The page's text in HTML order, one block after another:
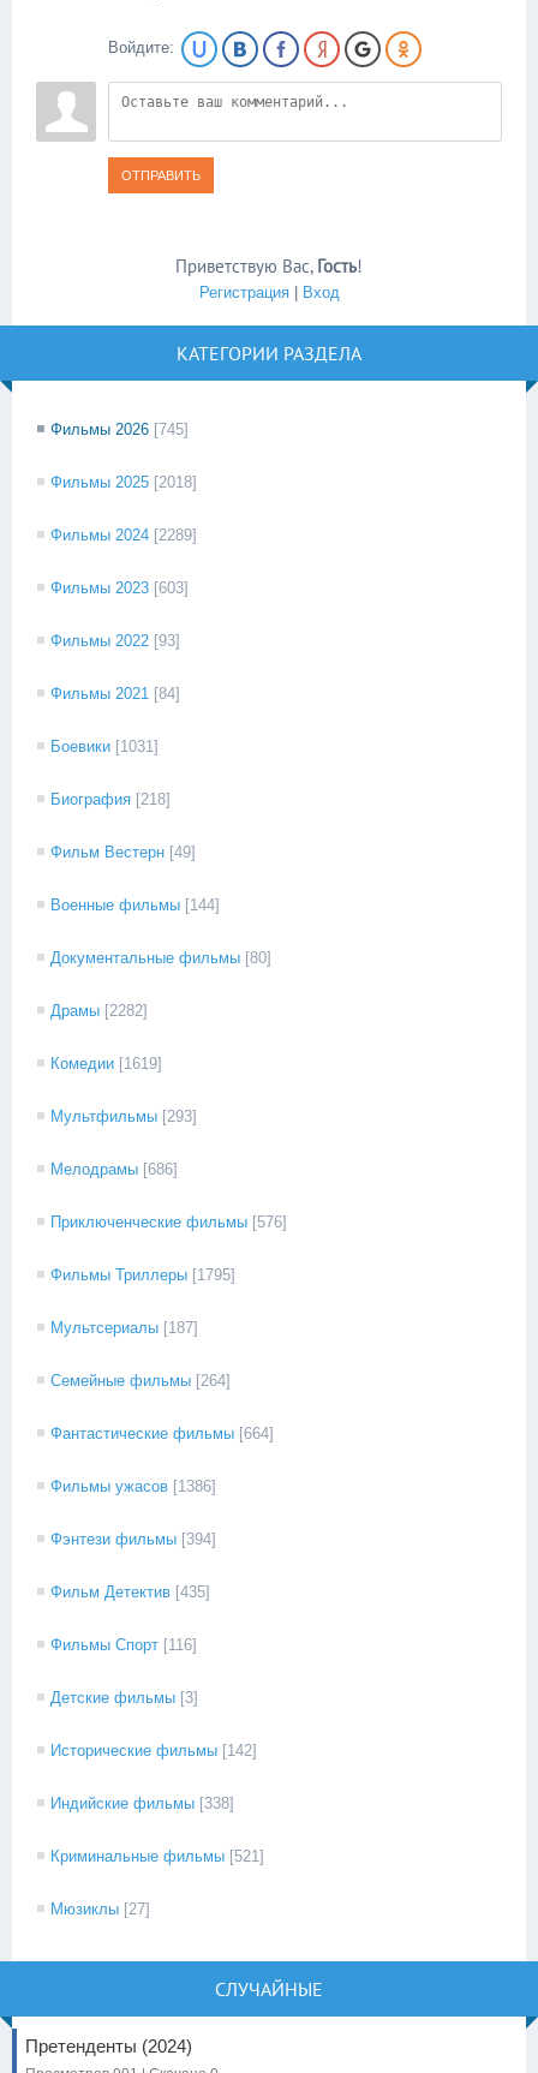
Войдите:
ОТПРАВИТЬ
Приветствую Вас, Гость!
Регистрация| Вход
КАТЕГОРИИ РАЗДЕЛА
Фильмы 2026 [745]
Фильмы 2025 [2018]
Фильмы 2024 [2289]
Фильмы 2023 [603]
Фильмы 2022 [93]
Фильмы 2021 [84]
Боевики [1031]
Биография [218]
Фильм Вестерн [49]
Военные фильмы [144]
Документальные фильмы [80]
Драмы [2282]
Комедии [1619]
Мультфильмы [293]
Мелодрамы [686]
Приключенческие фильмы [576]
Фильмы Триллеры [1795]
Мультсериалы [187]
Семейные фильмы [264]
Фантастические фильмы [664]
Фильмы ужасов [1386]
Фэнтези фильмы [394]
Фильм Детектив [435]
Фильмы Спорт [116]
Детские фильмы [3]
Исторические фильмы [142]
Индийские фильмы [338]
Криминальные фильмы [521]
Мюзиклы [27]
СЛУЧАЙНЫЕ
Претенденты (2024)